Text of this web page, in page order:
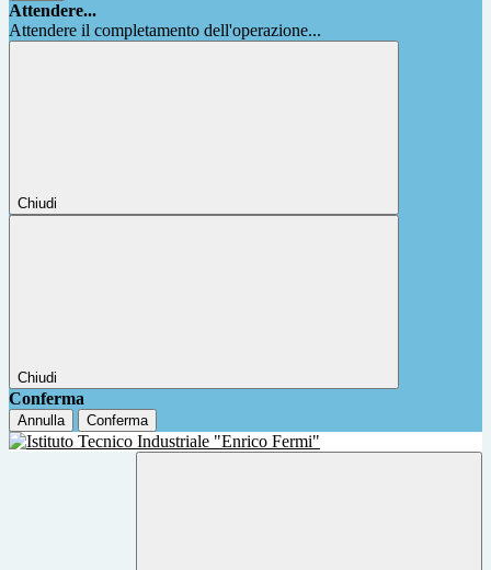
Attendere...
Attendere il completamento dell'operazione...
Chiudi
Chiudi
Conferma
Annulla Conferma